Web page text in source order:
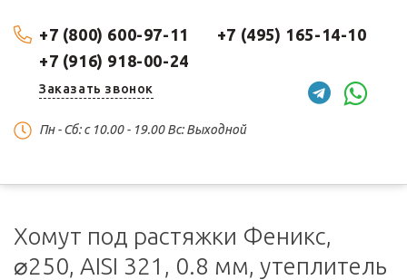
+7 (800) 600-97-11
+7 (495) 165-14-10
+7 (916) 918-00-24
Заказать звонок
Пн - Сб: c 10.00 - 19.00 Вс: Выходной
Хомут под растяжки Феникс,
⌀250, AISI 321, 0.8 мм, утеплитель